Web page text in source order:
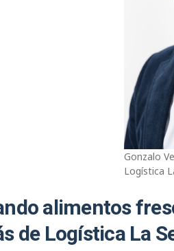
Gonzalo
Logística
alimentos
de Logística La